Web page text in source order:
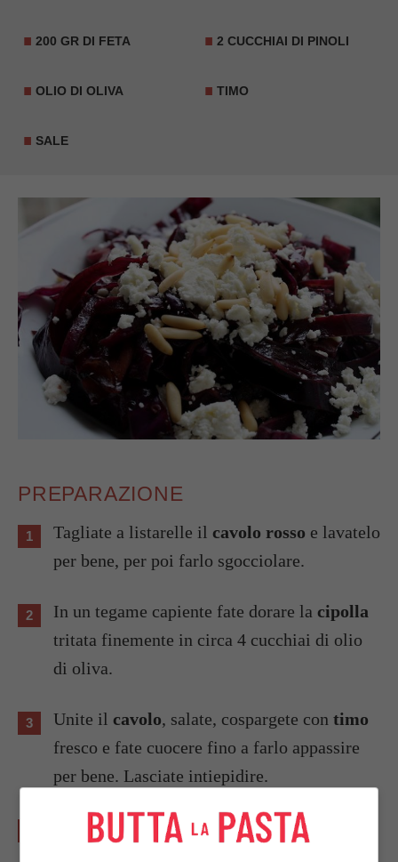
200 GR DI FETA 2 CUCCHIAI DI PINOLI
OLIO DI OLIVA TIMO
SALE
PREPARAZIONE
Tagliate a listarelle il cavolo rosso e lavatelo
per bene, per poi farlo sgocciolare.
In un tegame capiente fate dorare la cipolla
tritata finemente in circa 4 cucchiai di olio
di oliva.
Unite il cavolo, salate, cospargete con timo
fresco e fate cuocere fino a farlo appassire
per bene. Lasciate intiepidire.
Tagliate la feta
a cubetti e fate tostare in una